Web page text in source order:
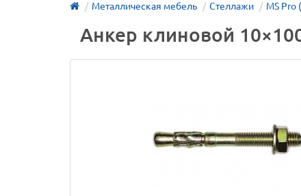
Металлическая мебель Стеллажи MS Pro
Анкер клиновой